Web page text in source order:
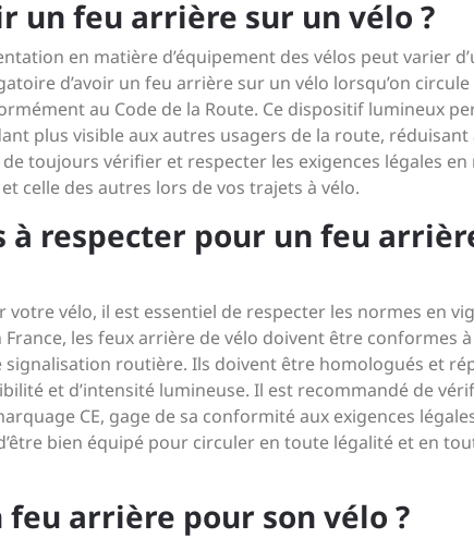
un feu arrière sur un vélo ?
en matière d’équipement des vélos peut varier
d’avoir un feu arrière sur un vélo lorsqu’on
au Code de la Route. Ce dispositif lumineux
plus visible aux autres usagers de la route, réduisant
toujours vérifier et respecter les exigences légales
celle des autres lors de vos trajets à vélo.
à respecter pour un feu
votre vélo, il est essentiel de respecter les normes en
les feux arrière de vélo doivent être conformes à
signalisation routière. Ils doivent être homologués et
et d’intensité lumineuse. Il est recommandé de
CE, gage de sa conformité aux exigences
bien équipé pour circuler en toute légalité et en
arrière pour son vélo ?